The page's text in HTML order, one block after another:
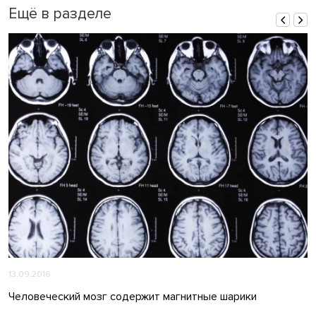
Ещё в разделе
13.09.2016
Человеческий мозг содержит магнитные шарики